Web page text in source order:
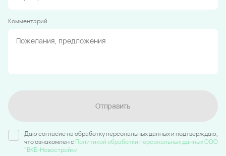
Комментарий
Отправить
Даю согласие на обработку персональных данных и подтверждаю,
что ознакомлен c Политикой обработки персональных данных ООО
"ВКБ-Новостройки